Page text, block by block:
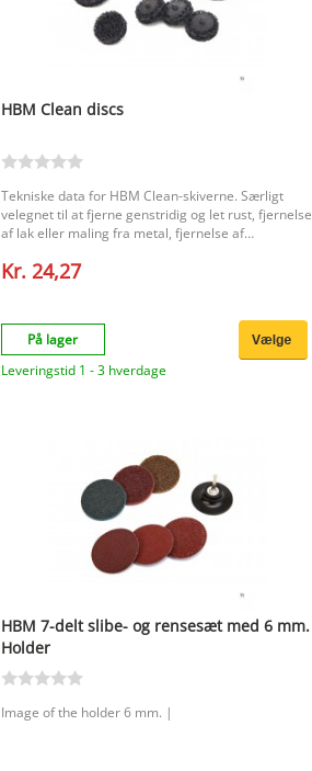
HBM Clean discs
Tekniske data for HBM Clean-skiverne. Særligt
velegnet til at fjerne genstridig og let rust, fjernelse
af lak eller maling fra metal, fjernelse af
runing (f.eks. sømme). Velegnet til rengøring af
ikke-jernholdige
metaller/messing/kobber/aluminium, strukturering
af træ.
Kr. 24,27
På lager
Leveringstid 1 - 3 hverdage
HBM 7-delt slibe- og rensesæt med 6 mm.
Holder
Image of the holder 6 mm. |